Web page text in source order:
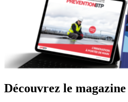
Découvrez le